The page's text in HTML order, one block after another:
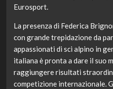
Eurosport.
La presenza di Federica
con grande trepidazione da
appassionati di sci alpino in
italiana è pronta a dare il suo
raggiungere risultati
competizione internazionale.